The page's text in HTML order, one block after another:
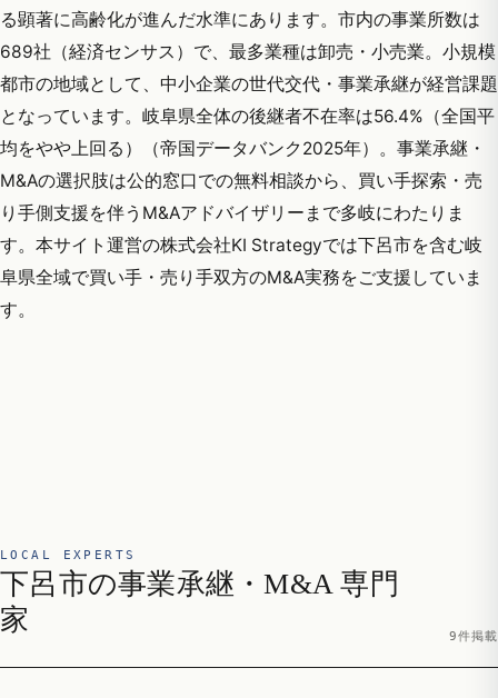
る顕著に高齢化が進んだ水準にあります。市内の事業所数は
689社（経済センサス）で、最多業種は卸売・小売業。小規模
都市の地域として、中小企業の世代交代・事業承継が経営課題
となっています。岐阜県全体の後継者不在率は56.4%（全国平
均をやや上回る）（帝国データバンク2025年）。事業承継・
M&Aの選択肢は公的窓口での無料相談から、買い手探索・売
り手側支援を伴うM&Aアドバイザリーまで多岐にわたりま
す。本サイト運営の株式会社KI Strategyでは下呂市を含む岐
阜県全域で買い手・売り手双方のM&A実務をご支援していま
す。
LOCAL EXPERTS
下呂市の事業承継・M&A 専門
家
9件掲載